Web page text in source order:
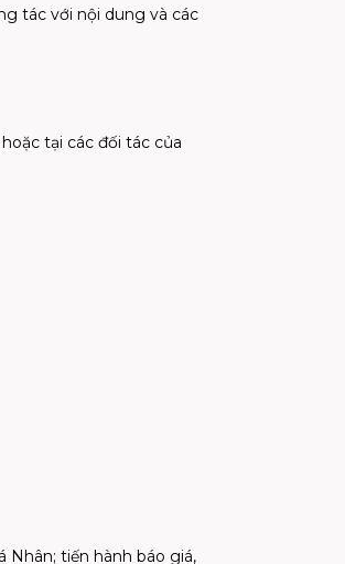
tác với nội dung và các
tại các đối tác của
Nhân; tiến hành báo giá,